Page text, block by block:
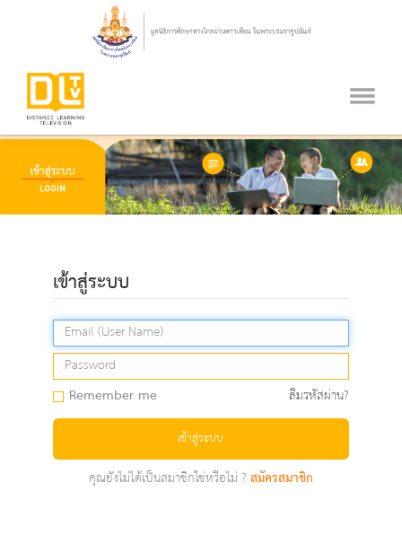
เข้าสู่ระบบ
Remember me ลืมรหัสผ่าน?
เข้าสู่ระบบ
คุณยังไม่ได้เป็นสมาชิกใช่หรือไม่ ?สมัครสมาชิก